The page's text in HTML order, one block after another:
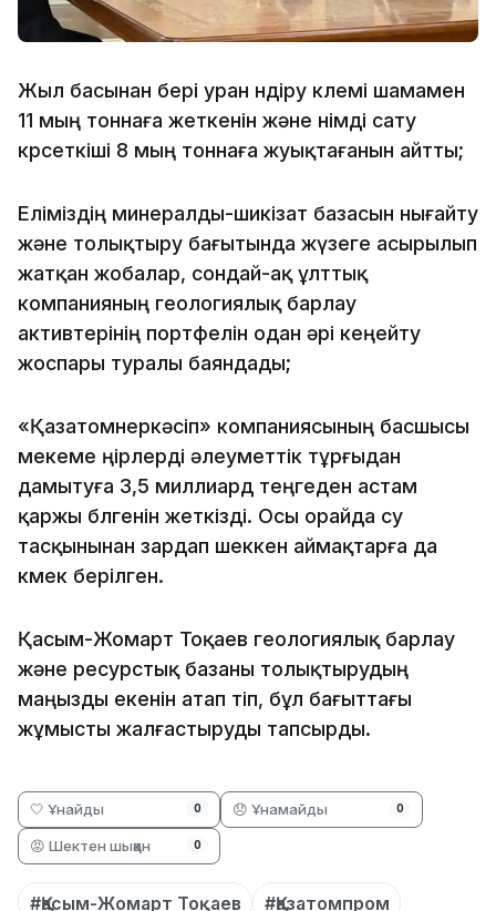
Жыл басынан бері уран өндіру көлемі шамамен
11 мың тоннаға жеткенін және өнімді сату
көрсеткіші 8 мың тоннаға жуықтағанын айтты;
Еліміздің минералды-шикізат базасын нығайту
және толықтыру бағытында жүзеге асырылып
жатқан жобалар, сондай-ақ ұлттық
компанияның геологиялық барлау
активтерінің портфелін одан әрі кеңейту
жоспары туралы баяндады;
«Қазатомөнеркәсіп» компаниясының басшысы
мекеме өңірлерді әлеуметтік тұрғыдан
дамытуға 3,5 миллиард теңгеден астам
қаржы бөлгенін жеткізді. Осы орайда су
тасқынынан зардап шеккен аймақтарға да
көмек берілген.
Қасым-Жомарт Тоқаев геологиялық барлау
және ресурстық базаны толықтырудың
маңызды екенін атап өтіп, бұл бағыттағы
жұмысты жалғастыруды тапсырды.
🤍 Ұнайды 0 😞 Ұнамайды 0
😡 Шектен шыққан 0
#Қасым-Жомарт Тоқаев
#Қазатомпром